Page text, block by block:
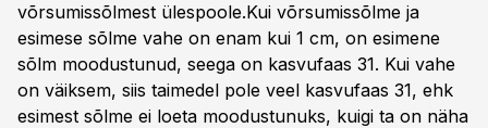
võrsumissõlmest ülespoole.Kui võrsumissõlme ja
esimese sõlme vahe on enam kui 1 cm, on esimene
sõlm moodustunud, seega on kasvufaas 31. Kui vahe
on väiksem, siis taimedel pole veel kasvufaas 31, ehk
esimest sõlme ei loeta moodustunuks, kuigi ta on näha